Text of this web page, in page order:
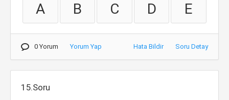
A B C D E
0 Yorum Yorum Yap Hata Bildir Soru Detay
15.Soru